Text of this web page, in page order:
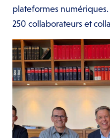
plateformes
250 collaborateurs et